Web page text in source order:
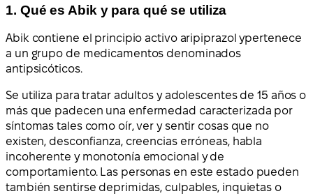
1. Qué es Abik y para qué se utiliza
Abik contiene el principio activo aripiprazol ypertenece
a un grupo de medicamentos denominados
antipsicóticos.
Se utiliza para tratar adultos y adolescentes de 15 años o
más que padecen una enfermedad caracterizada por
síntomas tales como oír, ver y sentir cosas que no
existen, desconfianza, creencias erróneas, habla
incoherente y monotonía emocional y de
comportamiento. Las personas en este estado pueden
también sentirse deprimidas, culpables, inquietas o